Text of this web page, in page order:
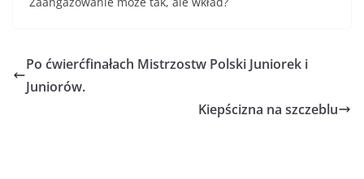
Po ćwierćfinałach Mistrzostw Polski Juniorek i
Juniorów.
Kiepścizna na szczeblu